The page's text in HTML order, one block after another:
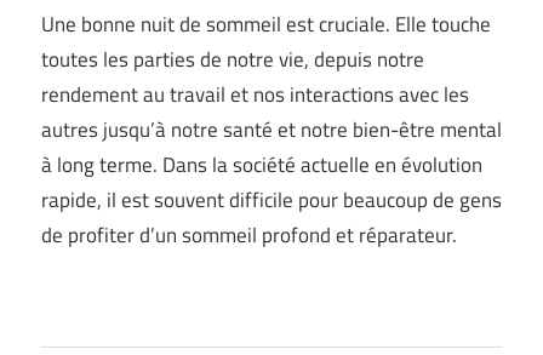
Une bonne nuit de sommeil est cruciale. Elle touche
toutes les parties de notre vie, depuis notre
rendement au travail et nos interactions avec les
autres jusqu’à notre santé et notre bien-être mental
à long terme. Dans la société actuelle en évolution
rapide, il est souvent difficile pour beaucoup de gens
de profiter d’un sommeil profond et réparateur.